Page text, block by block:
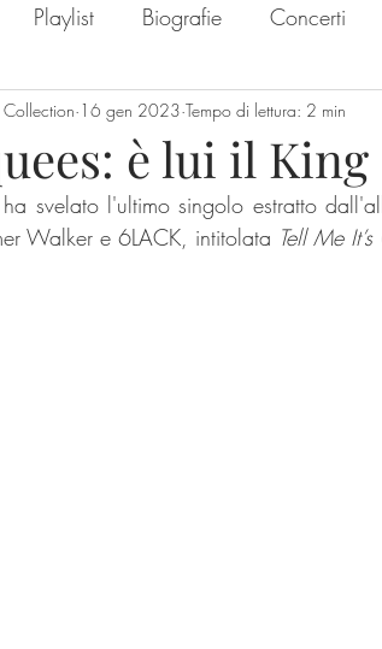
Playlist Biografie Concerti
è lui il
16 gen 2023 Tempo di lettura: 2 min
ha svelato l'ultimo singolo estratto
Walker e 6LACK, intitolata Tell Me